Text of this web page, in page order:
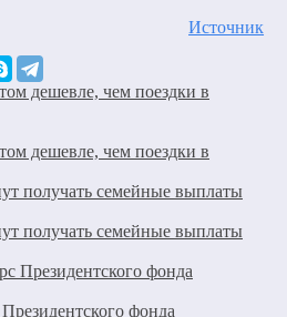
Источник
дешевле, чем поездки в
дешевле, чем поездки в
получать семейные выплаты
получать семейные выплаты
фонда